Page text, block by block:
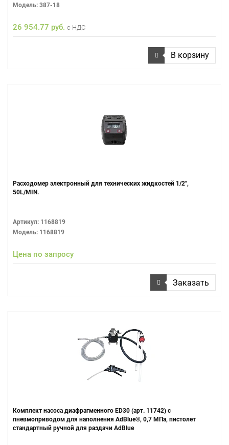
Модель: 387-18
26 954.77 руб. с НДС
В корзину
Расходомер электронный для технических жидкостей 1/2",
50L/MIN.
Артикул: 1168819
Модель: 1168819
Цена по запросу
Заказать
Комплект насоса диафрагменного ЕD30 (арт. 11742) с
пневмоприводом для наполнения AdBlue®, 0,7 МПа, пистолет
стандартный ручной для раздачи AdBlue